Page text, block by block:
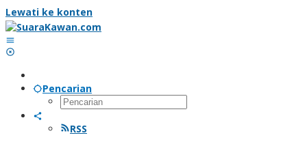
Lewati ke konten
Pencarian
RSS